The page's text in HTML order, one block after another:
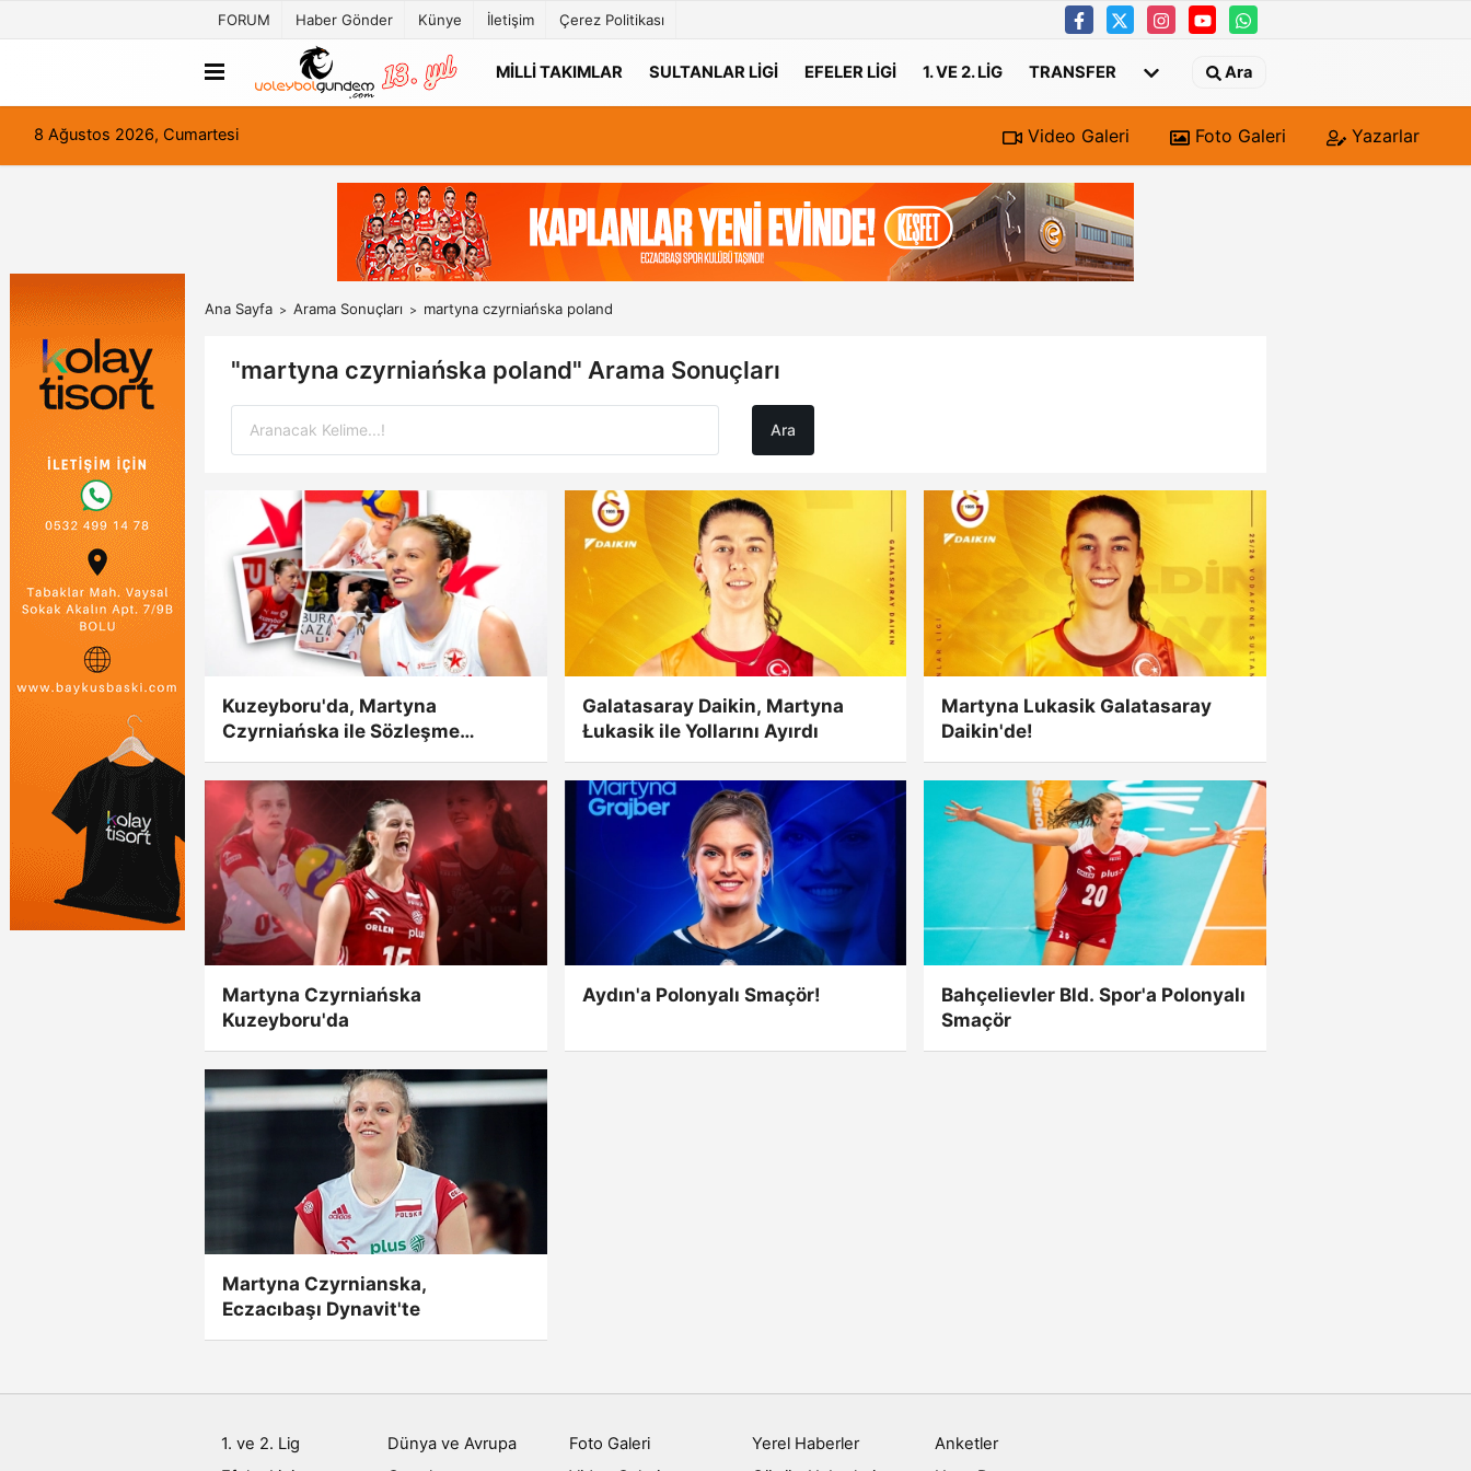
FORUM Haber Gönder Künye İletişim Çerez Politikası
MILLI TAKIMLAR SULTANLAR LIGI EFELER LIGI 1. VE 2. LIG TRANSFER Ara
8 Ağustos 2026, Cumartesi Video Galeri Foto Galeri Yazarlar
Ana Sayfa Arama Sonuçları martyna czyrniańska poland
"martyna czyrniańska poland" Arama Sonuçları
Kuzeyboru'da, Martyna
Czyrniańska ile Sözleşme
Galatasaray Daikin, Martyna
Łukasik ile Yollarını Ayırdı
Martyna Lukasik Galatasaray
Daikin'de!
Martyna Czyrniańska
Kuzeyboru'da
Aydın'a Polonyalı Smaçör!
Bahçelievler Bld. Spor'a Polonyalı
Smaçör
Martyna Czyrnianska,
Eczacıbaşı Dynavit'te
1. ve 2. Lig
Dünya ve Avrupa
Foto Galeri
Yerel Haberler
Anketler